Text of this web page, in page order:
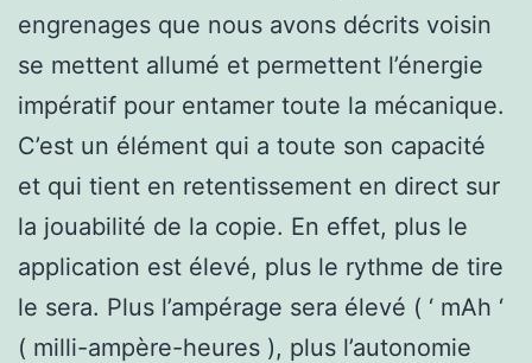
engrenages que nous avons décrits voisin
se mettent allumé et permettent l’énergie
impératif pour entamer toute la mécanique.
C’est un élément qui a toute son capacité
et qui tient en retentissement en direct sur
la jouabilité de la copie. En effet, plus le
application est élevé, plus le rythme de tire
le sera. Plus l’ampérage sera élevé ( ‘ mAh ‘
( milli-ampère-heures ), plus l’autonomie